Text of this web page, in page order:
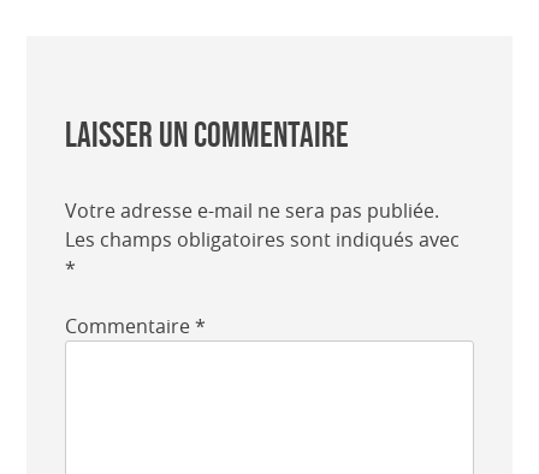
Laisser un commentaire
Votre adresse e-mail ne sera pas publiée.
Les champs obligatoires sont indiqués avec
*
Commentaire*